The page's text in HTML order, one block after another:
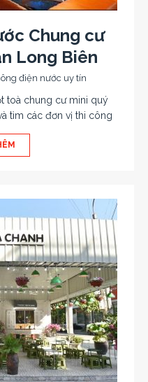
Chung cư
Long Biên
điện nước uy tín
toà chung cư mini quý
tìm các đơn vị thi công